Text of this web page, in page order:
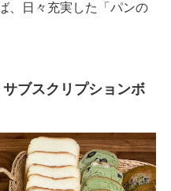
、日々充実した「パンの
ブスクリプションボ